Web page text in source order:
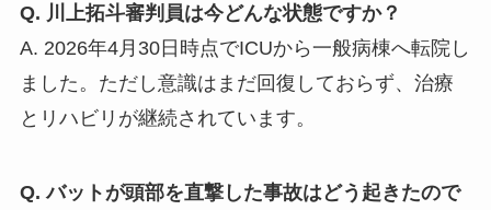
Q. 川上拓斗審判員は今どんな状態ですか？
A. 2026年4月30日時点でICUから一般病棟へ転院し
ました。ただし意識はまだ回復しておらず、治療
とリハビリが継続されています。
Q. バットが頭部を直撃した事故はどう起きたので